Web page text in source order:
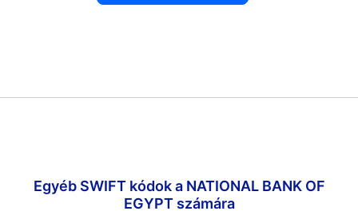
Egyéb SWIFT kódok a NATIONAL BANK OF
EGYPT számára